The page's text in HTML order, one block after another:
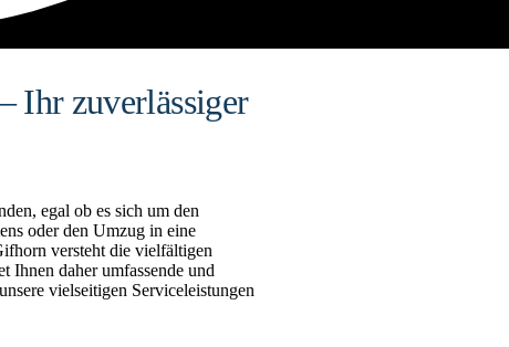
Ihr zuverlässiger
egal ob es sich um den
oder den Umzug in eine
versteht die vielfältigen
Ihnen daher umfassende und
vielseitigen Serviceleistungen